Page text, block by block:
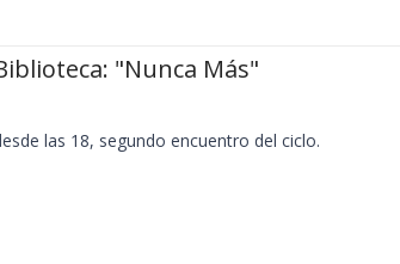
"Nunca Más"
las 18, segundo encuentro del ciclo.